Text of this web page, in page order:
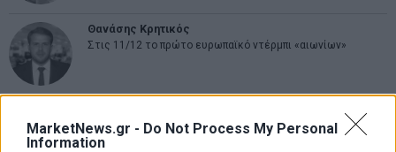
MarketNews.gr - Do Not Process My Personal
Information
Θανάσης Κρητικός
Στις 11/12 το πρώτο ευρωπαϊκό ντέρμπι «αιωνίων»
ΕΤΙΚΕΤΕΣ